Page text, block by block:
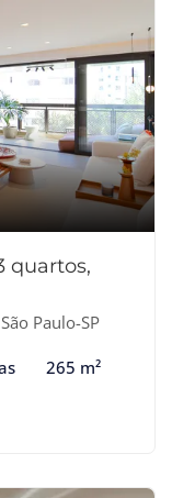
quartos,
Paulo-SP
265 m²